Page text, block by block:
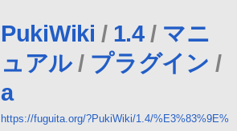
PukiWiki / 1.4 / マニ
ュアル / プラグイン /
a
https://fuguita.org/?PukiWiki/1.4/%E3%83%9E%